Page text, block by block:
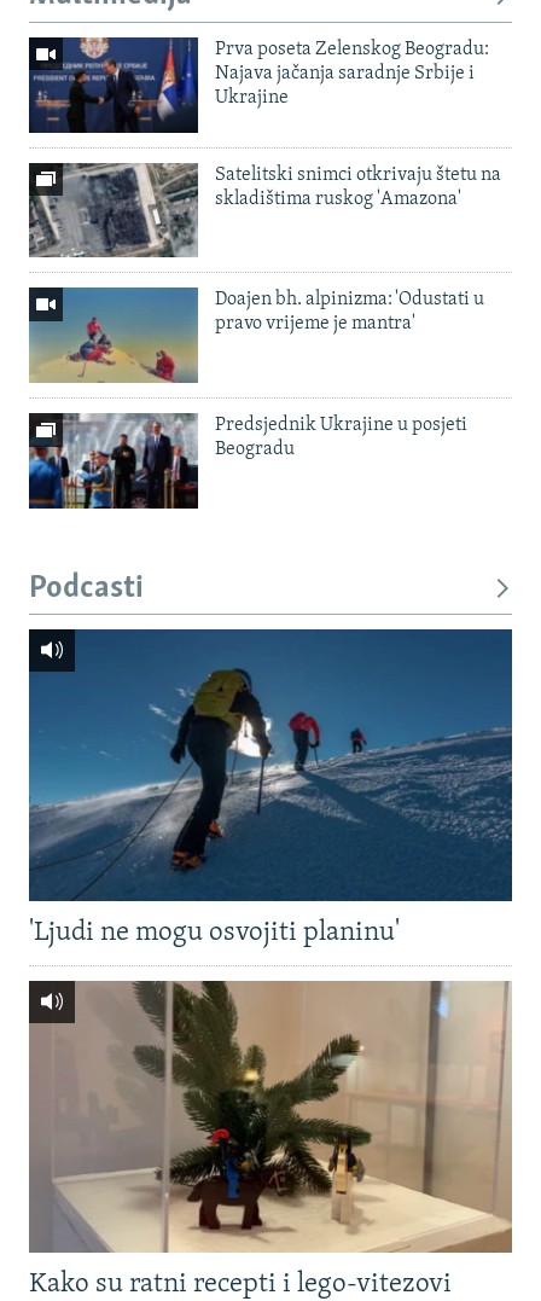
Prva poseta Zelenskog Beogradu:
Najava jačanja saradnje Srbije i
Ukrajine
Satelitski snimci otkrivaju štetu na
skladištima ruskog 'Amazona'
Doajen bh. alpinizma: 'Odustati u
pravo vrijeme je mantra'
Predsjednik Ukrajine u posjeti
Beogradu
Podcasti
'Ljudi ne mogu osvojiti planinu'
Kako su ratni recepti i lego-vitezovi